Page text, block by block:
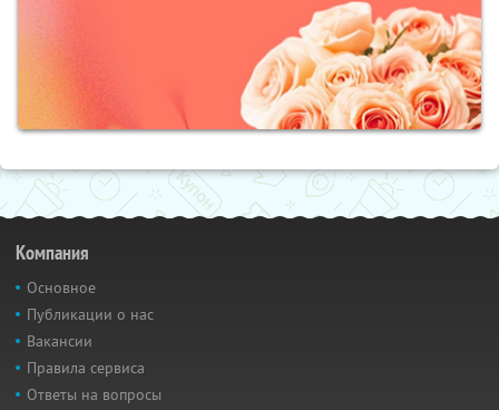
Компания
Основное
Публикации о нас
Вакансии
Правила сервиса
Ответы на вопросы